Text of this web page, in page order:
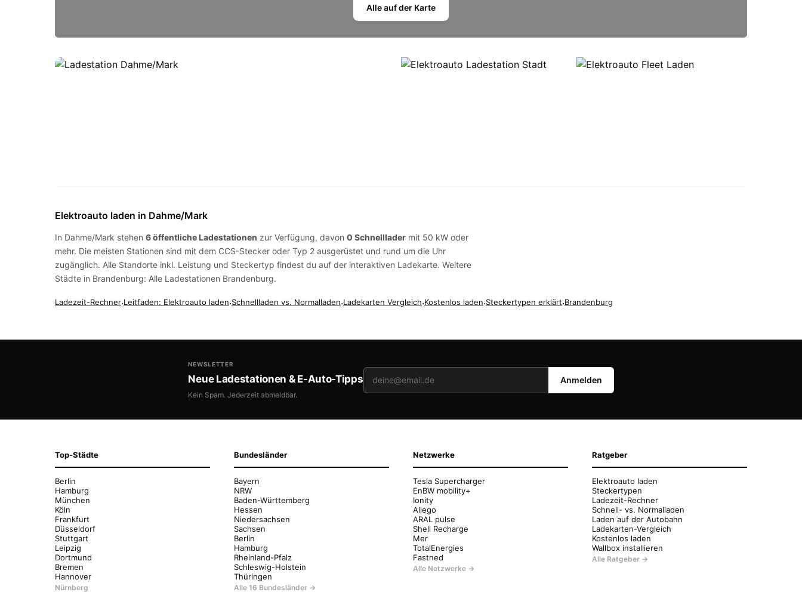
Alle auf der Karte
Elektroauto laden in Dahme/Mark
In Dahme/Mark stehen 6 öffentliche Ladestationen zur Verfügung, davon 0 Schnelllader mit 50 kW oder
mehr. Die meisten Stationen sind mit dem CCS-Stecker oder Typ 2 ausgerüstet und rund um die Uhr
zugänglich. Alle Standorte inkl. Leistung und Steckertyp findest du auf der interaktiven Ladekarte. Weitere
Städte in Brandenburg: Alle Ladestationen Brandenburg.
Ladezeit-Rechner·Leitfaden: Elektroauto laden·Schnellladen vs. Normalladen·Ladekarten Vergleich·Kostenlos laden·Steckertypen erklärt·Brandenburg
NEWSLETTER
Neue Ladestationen & E-Auto-Tipps
Kein Spam. Jederzeit abmeldbar.
Anmelden
Top-Städte
Berlin
Hamburg
München
Köln
Frankfurt
Düsseldorf
Stuttgart
Leipzig
Dortmund
Bremen
Hannover
Nürnberg
Bundesländer
Bayern
NRW
Baden-Württemberg
Hessen
Niedersachsen
Sachsen
Berlin
Hamburg
Rheinland-Pfalz
Schleswig-Holstein
Thüringen
Alle 16 Bundesländer →
Netzwerke
Tesla Supercharger
EnBW mobility+
Ionity
Allego
ARAL pulse
Shell Recharge
Mer
TotalEnergies
Fastned
Alle Netzwerke →
Ratgeber
Elektroauto laden
Steckertypen
Ladezeit-Rechner
Schnell- vs. Normalladen
Laden auf der Autobahn
Ladekarten-Vergleich
Kostenlos laden
Wallbox installieren
Alle Ratgeber →